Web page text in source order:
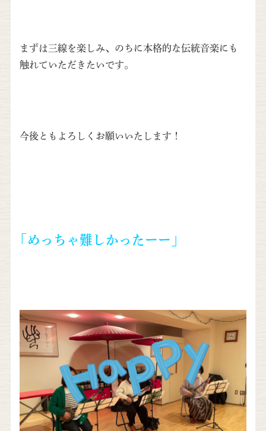
まずは三線を楽しみ、のちに本格的な伝統音楽にも
触れていただきたいです。
今後ともよろしくお願いいたします！
「めっちゃ難しかったーー」